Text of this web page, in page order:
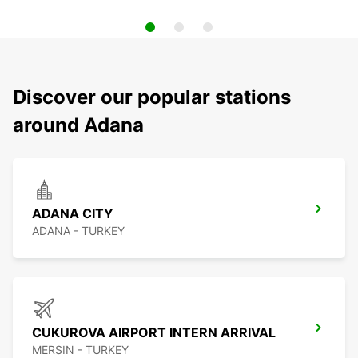
Discover our popular stations
around Adana
ADANA CITY
ADANA - TURKEY
CUKUROVA AIRPORT INTERN ARRIVAL
MERSIN - TURKEY